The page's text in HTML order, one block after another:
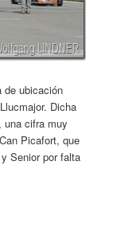
de ubicación
Dicha
una cifra muy
Picafort, que
Senior por falta